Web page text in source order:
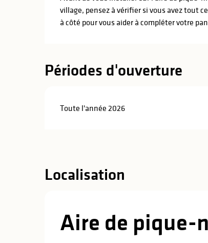
village, pensez à vérifier si vous avez tout
à côté pour vous aider à compléter votre
Périodes d'ouverture
Toute l'année 2026
Localisation
Aire de pique-